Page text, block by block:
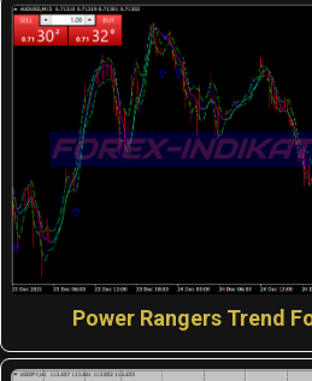
Power Rangers Trend